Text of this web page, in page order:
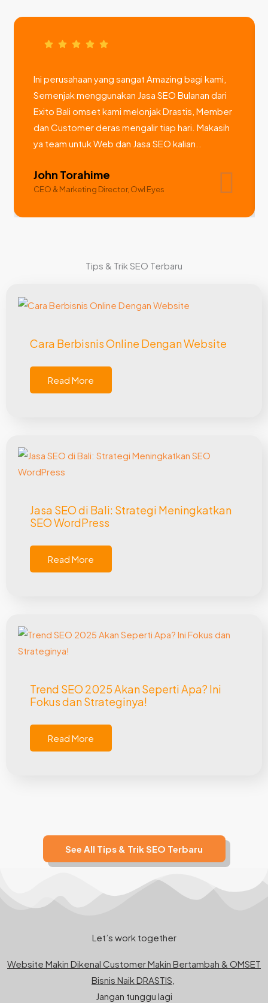
Ini perusahaan yang sangat Amazing bagi kami,
Semenjak menggunakan Jasa SEO Bulanan dari
Exito Bali omset kami melonjak Drastis, Member
dan Customer deras mengalir tiap hari. Makasih
ya team untuk Web dan Jasa SEO kalian..
John Torahime
CEO & Marketing Director, Owl Eyes
Tips & Trik SEO Terbaru
Cara Berbisnis Online Dengan Website
Read More
Jasa SEO di Bali: Strategi Meningkatkan
SEO WordPress
Read More
Trend SEO 2025 Akan Seperti Apa? Ini
Fokus dan Strateginya!
Read More
See All Tips & Trik SEO Terbaru
Let’s work together
Website Makin Dikenal Customer Makin Bertambah & OMSET
Bisnis Naik DRASTIS,
Jangan tunggu lagi